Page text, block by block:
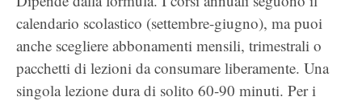
calendario scolastico (settembre-giugno), ma puoi
anche scegliere abbonamenti mensili, trimestrali o
pacchetti di lezioni da consumare liberamente. Una
singola lezione dura di solito 60-90 minuti. Per i